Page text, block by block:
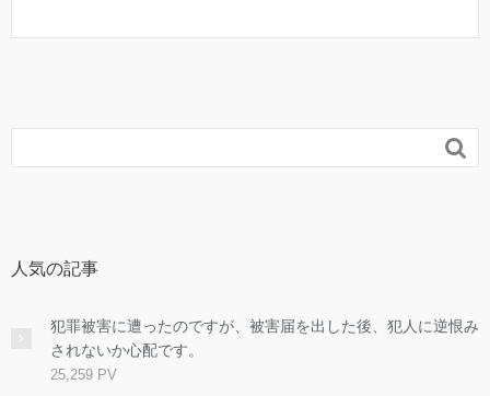

人気の記事
犯罪被害に遭ったのですが、被害届を出した後、犯人に逆恨み
されないか心配です。
25,259 PV